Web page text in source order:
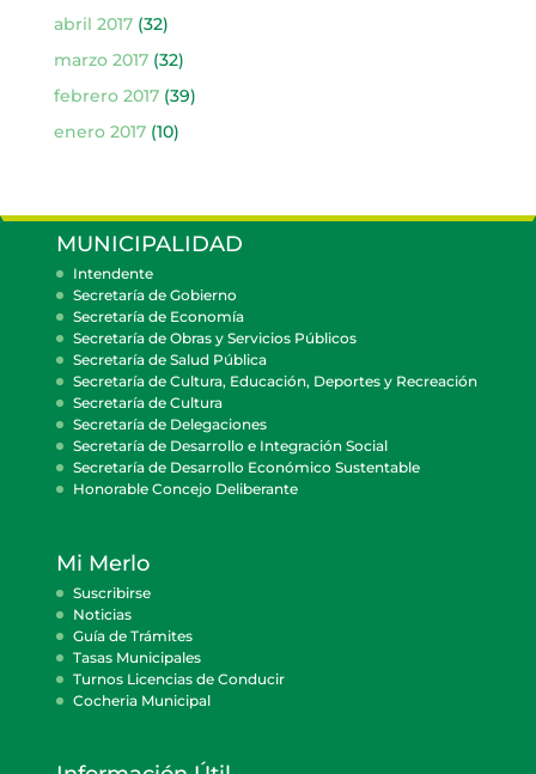
abril 2017(32)
marzo 2017(32)
febrero 2017(39)
enero 2017(10)
MUNICIPALIDAD
Intendente
Secretaría de Gobierno
Secretaría de Economía
Secretaría de Obras y Servicios Públicos
Secretaría de Salud Pública
Secretaría de Cultura, Educación, Deportes y Recreación
Secretaría de Cultura
Secretaría de Delegaciones
Secretaría de Desarrollo e Integración Social
Secretaría de Desarrollo Económico Sustentable
Honorable Concejo Deliberante
Mi Merlo
Suscribirse
Noticias
Guía de Trámites
Tasas Municipales
Turnos Licencias de Conducir
Cocheria Municipal